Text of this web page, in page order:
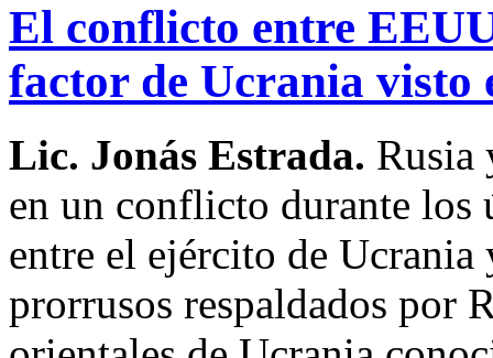
El conflicto entre
factor de Ucrania visto
Lic. Jonás Estrada. Rusia
en un conflicto durante
entre el ejército de Ucrania
prorrusos respaldados por